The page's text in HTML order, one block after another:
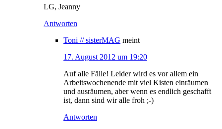
LG, Jeanny
Antworten
Toni // sisterMAG meint
17. August 2012 um 19:20
Auf alle Fälle! Leider wird es vor allem ein
Arbeitswochenende mit viel Kisten einräumen
und ausräumen, aber wenn es endlich geschafft
ist, dann sind wir alle froh ;-)
Antworten